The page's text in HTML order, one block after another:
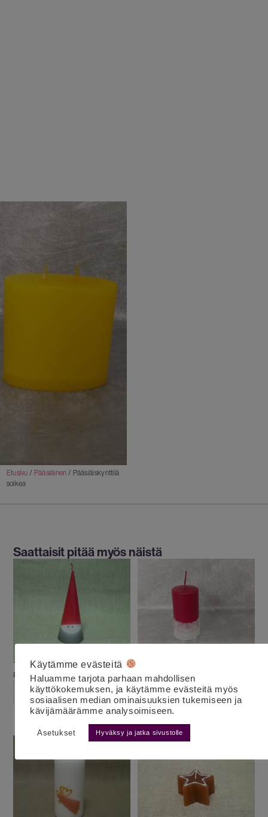
Etusivu / Pääsiäinen / Pääsiäiskynttilä
soikea
Saattaisit pitää myös näistä
Tonttukynttilä kartio M punainen
8.00 € alv 25,5%
LISÄÄ OSTOSKORIIN
€alv 25,5%
LISÄÄ OSTOSKORIIN
Käytämme evästeitä
Haluamme tarjota parhaan mahdollisen
käyttökokemuksen, ja käytämme evästeitä myös
sosiaalisen median ominaisuuksien tukemiseen ja
kävijämäärämme analysoimiseen.
Asetukset Hyväksy ja jatka sivustolle